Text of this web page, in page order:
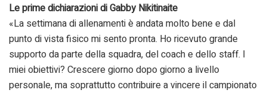
Le prime dichiarazioni di Gabby Nikitinaite
«La settimana di allenamenti è andata molto bene e dal
punto di vista fisico mi sento pronta. Ho ricevuto grande
supporto da parte della squadra, del coach e dello staff. I
miei obiettivi? Crescere giorno dopo giorno a livello
personale, ma soprattutto contribuire a vincere il campionato